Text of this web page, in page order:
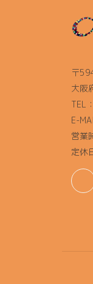
〒
大阪
TEL
E-
営業
定休